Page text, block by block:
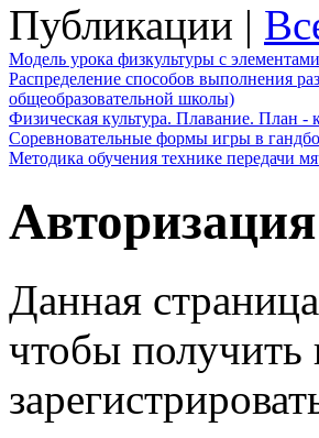
Публикации |
Модель урока физкультуры с
Распределение способов выполнения
общеобразовательной школы)
Физическая культура. Плавание. План -
Соревновательные формы игры в
Методика обучения технике передачи
Авторизация
Данная
чтобы получить